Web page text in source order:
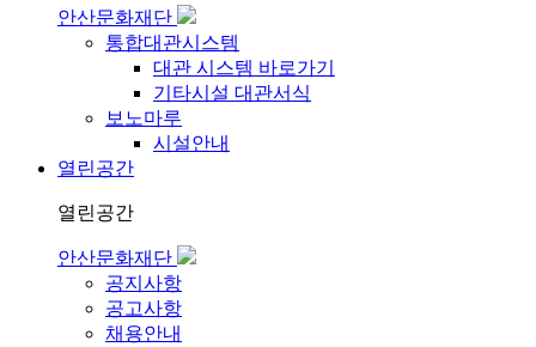
안산문화재단
통합대관시스템
대관 시스템 바로가기
기타시설 대관서식
보노마루
시설안내
열린공간
열린공간
안산문화재단
공지사항
공고사항
채용안내